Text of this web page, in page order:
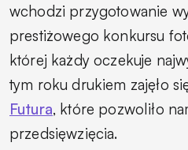
wchodzi przygotowanie
prestiżowego konkursu
której każdy oczekuje
tym roku drukiem zajęło
Futura, które pozwoliło
przedsięwzięcia.